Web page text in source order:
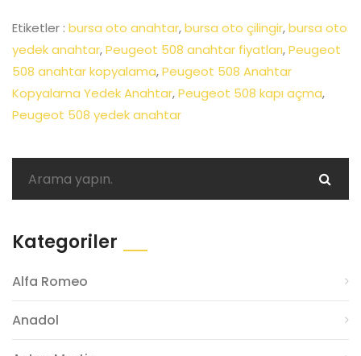
Etiketler : bursa oto anahtar,bursa oto çilingir,bursa oto
yedek anahtar,Peugeot 508 anahtar fiyatları,Peugeot
508 anahtar kopyalama,Peugeot 508 Anahtar
Kopyalama Yedek Anahtar,Peugeot 508 kapı açma,
Peugeot 508 yedek anahtar
Kategoriler
Alfa Romeo
Anadol